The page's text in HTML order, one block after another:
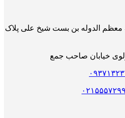
معظم الدوله بن بست شیخ علی پلاک
خیابان صاحب جمع